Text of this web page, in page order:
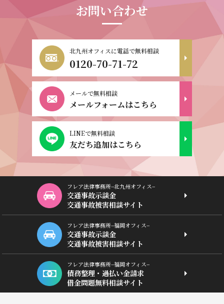
お問い合わせ
北九州オフィスに電話で無料相談
0120-70-71-72
メールで無料相談
メールフォームはこちら
LINEで無料相談
友だち追加はこちら
フレア法律事務所−北九州オフィス−
交通事故示談金
交通事故被害相談サイト
フレア法律事務所−福岡オフィス−
交通事故示談金
交通事故被害相談サイト
フレア法律事務所−福岡オフィス−
債務整理・過払い金請求
借金問題無料相談サイト